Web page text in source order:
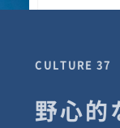
CULTURE 37
野心